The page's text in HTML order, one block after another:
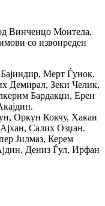
Винченцо Монтела,
со извонреден
Мерт Ѓунок.
Демирал, Зеки Челик,
Бардакџи, Ерен
Оркун Кокчу, Хакан
Салих Озџан.
Јилмаз, Керем
Дениз Ѓул, Ирфан